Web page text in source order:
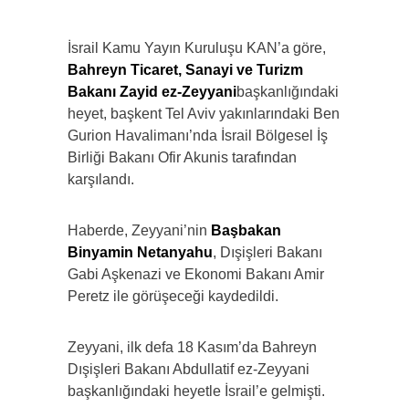
İsrail Kamu Yayın Kuruluşu KAN’a göre,
Bahreyn Ticaret, Sanayi ve Turizm
Bakanı Zayid ez-Zeyyanibaşkanlığındaki
heyet, başkent Tel Aviv yakınlarındaki Ben
Gurion Havalimanı’nda İsrail Bölgesel İş
Birliği Bakanı Ofir Akunis tarafından
karşılandı.
Haberde, Zeyyani’nin Başbakan
Binyamin Netanyahu, Dışişleri Bakanı
Gabi Aşkenazi ve Ekonomi Bakanı Amir
Peretz ile görüşeceği kaydedildi.
Zeyyani, ilk defa 18 Kasım’da Bahreyn
Dışişleri Bakanı Abdullatif ez-Zeyyani
başkanlığındaki heyetle İsrail’e gelmişti.